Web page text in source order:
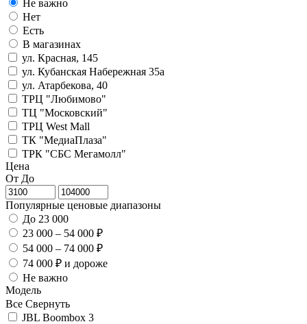
Не важно
Нет
Есть
В магазинах
ул. Красная, 145
ул. Кубанская Набережная 35а
ул. Атарбекова, 40
ТРЦ "Любимово"
ТЦ "Московский"
ТРЦ West Mall
ТК "МедиаПлаза"
ТРК "СБС Мегамолл"
Цена
От До
Популярные ценовые диапазоны
До 23 000
23 000 – 54 000 ₽
54 000 – 74 000 ₽
74 000 ₽ и дороже
Не важно
Модель
Все Свернуть
JBL Boombox 3